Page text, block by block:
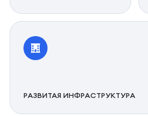
РАЗВИТАЯ ИНФРАСТРУКТУРА